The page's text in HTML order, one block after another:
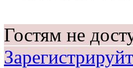
Гостям не